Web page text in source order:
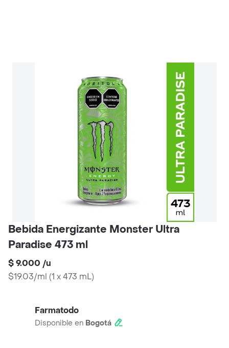
Bebida Energizante Monster Ultra
Paradise 473 ml
$ 9.000 /u
$19.03/ml (1 x 473 mL)
Farmatodo
Disponible en Bogotá